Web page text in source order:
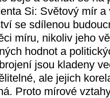
Si: Světový mír a
se sdílenou
míru, nikoliv jeho
hodnot a
jsou kladeny
ale jejich
Proto mírové